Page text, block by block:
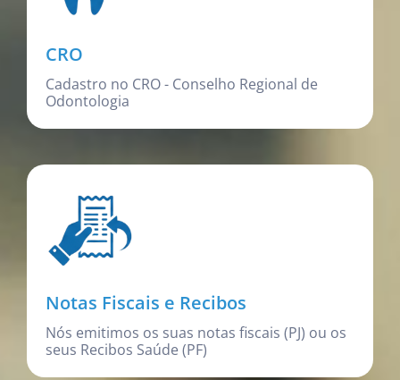
CRO
Cadastro no CRO - Conselho Regional de
Odontologia
Notas Fiscais e Recibos
Nós emitimos os suas notas fiscais (PJ) ou os
seus Recibos Saúde (PF)